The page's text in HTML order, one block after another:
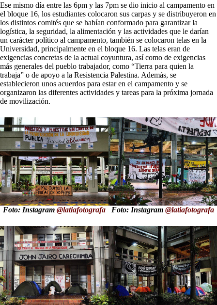
Ese mismo día entre las 6pm y las 7pm se dio inicio al campamento en
el bloque 16, los estudiantes colocaron sus carpas y se distribuyeron en
los distintos comités que se habían conformado para garantizar la
logística, la seguridad, la alimentación y las actividades que le darían
un carácter político al campamento, también se colocaron telas en la
Universidad, principalmente en el bloque 16. Las telas eran de
exigencias concretas de la actual coyuntura, así como de exigencias
más generales del pueblo trabajador, como “Tierra para quien la
trabaja” o de apoyo a la Resistencia Palestina. Además, se
establecieron unos acuerdos para estar en el campamento y se
organizaron las diferentes actividades y tareas para la próxima jornada
de movilización.
Foto: Instagram@latiafotografa Foto: Instagram@latiafotografa